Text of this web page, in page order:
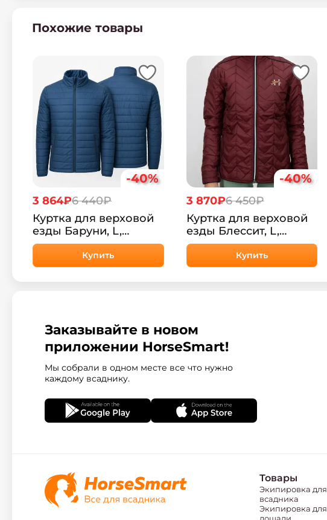
Похожие товары
-40%
3 864₽6 440₽
Куртка для верховой
езды Баруни, L,
Винный
Купить
-40%
3 870₽6 450₽
Куртка для верховой
езды Блессит, L,
Винный
Купить
Заказывайте в новом
приложении HorseSmart!
Мы собрали в одном месте все что нужно
каждому всаднику.
Товары
Экипировка для
всадника
Экипировка для
лошади